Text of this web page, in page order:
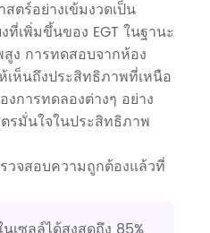
ตร์อย่างเข้มงวดเป็น
เพิ่มขึ้นของ EGT ในฐานะ
การทดสอบจากห้อง
เห็นถึงประสิทธิภาพที่เหนือ
งการทดลองต่างๆ อย่าง
รมั่นใจในประสิทธิภาพ
วจสอบความถูกต้องแล้วที่